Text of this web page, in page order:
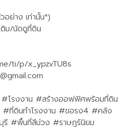
อย่าง เท่านั้น*)
ติม/นัดดูที่ดิน
ti/p/x_ypzvTU8s
โรงงาน #สร้างออฟฟิศพร้อมที่ดิน
#ที่ดินทำโรงงาน #ขอรง4 #คลัง
รี #พื้นที่สีม่วง #ราษฎร์นิยม